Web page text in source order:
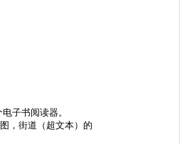
子书阅读器。
，街道（超文本）的